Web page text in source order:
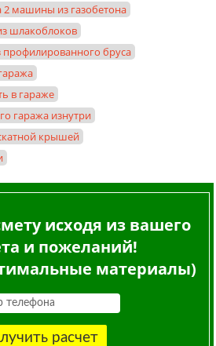
2 машины из газобетона
шлакоблоков
профилированного бруса
в гараже
гаража изнутри
крышей
исходя из вашего
и пожеланий!
материалы)
расчет